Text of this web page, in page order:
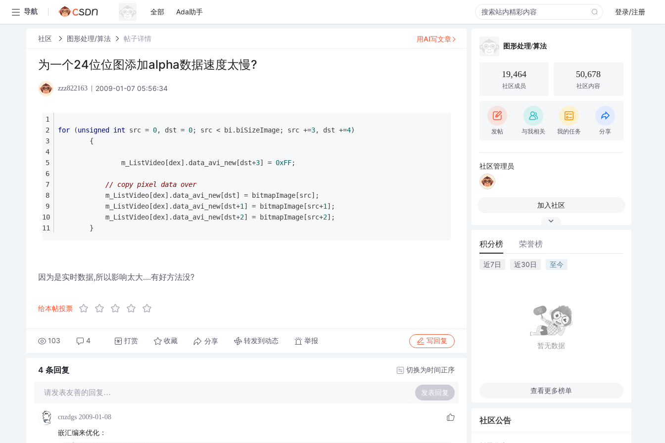
导航 全部 Ada助手 登录/注册
社区 图形处理/算法 帖子详情
为一个24位位图添加alpha数据速度太慢?
zzz822163 2009-01-07 05:56:34
for (unsigned int src = 0, dst = 0; src < bi.biSizeImage; src +=3, dst +=4)
		{
				m_ListVideo[dex].data_avi_new[dst+
3] = 0xFF;
// copy pixel data over
			m_ListVideo[dex].data_avi_new[dst] = bitmapImage[src];
			m_ListVideo[dex].data_avi_new[dst+
1 ] = bitmapImage[src+1 ];
			m_ListVideo[dex].data_avi_new[dst+
2] = bitmapImage[src+2];
		}
因为是实时数据,所以影响太大....有好方法没?
给本帖投票
103 4 打赏 收藏 分享 转发到动态 举报 写回复
用AI写文章
4 条回复 切换为时间正序
请发表友善的回复… 发表回复
cnzdgs 2009-01-08
嵌汇编来优化：
图形处理/算法
19,464
社区成员
50,678
社区内容
发帖 与我相关 我的任务 分享
社区管理员
加入社区
积分榜 荣誉榜
近7日 近30日 至今
暂无数据
查看更多榜单
社区公告